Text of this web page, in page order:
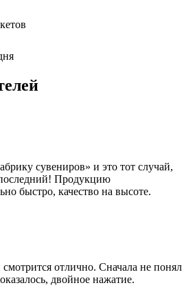
сувениров» и это тот случай,
Продукцию
быстро, качество на высоте.
отлично. Сначала не понял
двойное нажатие.